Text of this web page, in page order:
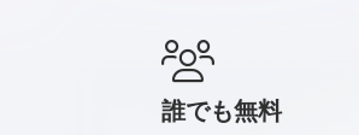
誰でも無料